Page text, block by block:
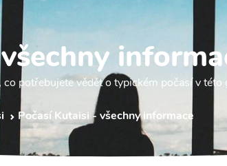
potřebujete vědět o typickém počasí v
Počasí Kutaisi - všechny informace